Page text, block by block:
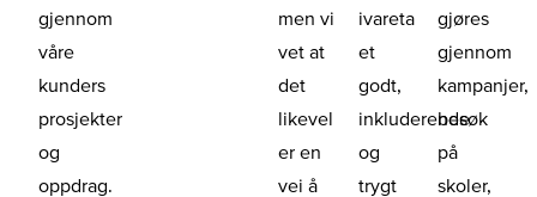
gjennom
våre
kunders
prosjekter
og
oppdrag.
men vi
vet at
det
likevel
er en
vei å
ivareta
et
godt,
inkluderende
og
trygt
gjøres
gjennom
kampanjer,
besøk
på
skoler,